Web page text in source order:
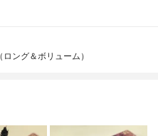
ング＆ボリューム）